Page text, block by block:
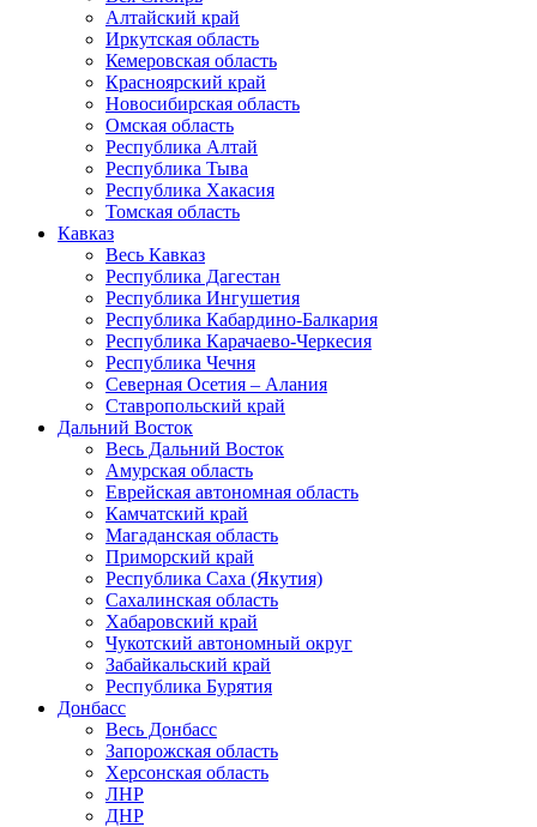
Алтайский край
Иркутская область
Кемеровская область
Красноярский край
Новосибирская область
Омская область
Республика Алтай
Республика Тыва
Республика Хакасия
Томская область
Кавказ
Весь Кавказ
Республика Дагестан
Республика Ингушетия
Республика Кабардино-Балкария
Республика Карачаево-Черкесия
Республика Чечня
Северная Осетия – Алания
Ставропольский край
Дальний Восток
Весь Дальний Восток
Амурская область
Еврейская автономная область
Камчатский край
Магаданская область
Приморский край
Республика Саха (Якутия)
Сахалинская область
Хабаровский край
Чукотский автономный округ
Забайкальский край
Республика Бурятия
Донбасс
Весь Донбасс
Запорожская область
Херсонская область
ЛНР
ДНР